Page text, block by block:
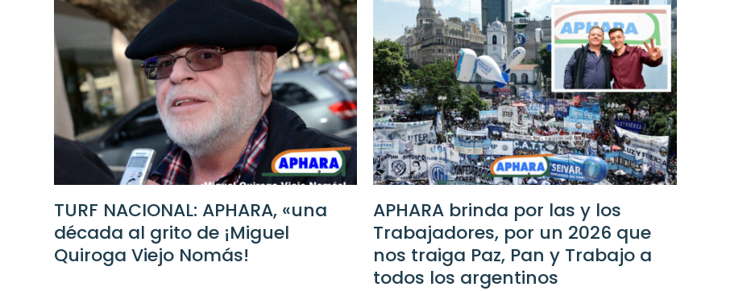
TURF NACIONAL: APHARA, «una
década al grito de ¡Miguel
Quiroga Viejo Nomás!
APHARA brinda por las y los
Trabajadores, por un 2026 que
nos traiga Paz, Pan y Trabajo a
todos los argentinos